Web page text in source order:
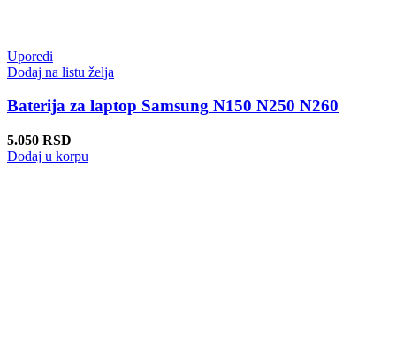
Uporedi
Dodaj na listu želja
Baterija za laptop Samsung N150 N250 N260
5.050 RSD
Dodaj u korpu